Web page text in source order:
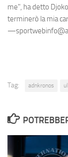
me", ha detto
terminerò la mia
Tag: adnkronos